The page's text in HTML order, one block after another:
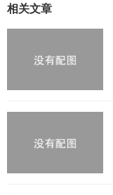
相关文章